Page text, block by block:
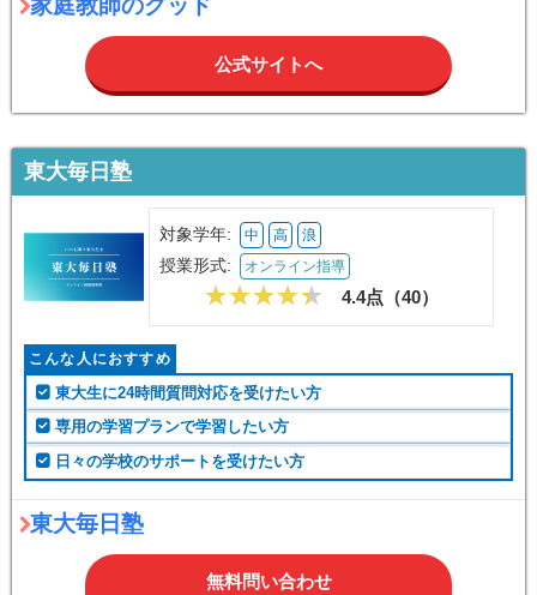
家庭教師のグッド
公式サイトへ
東大毎日塾
対象学年: 中 高 浪
授業形式: オンライン指導
4.4点（40）
こんな人におすすめ
東大生に24時間質問対応を受けたい方
専用の学習プランで学習したい方
日々の学校のサポートを受けたい方
東大毎日塾
無料問い合わせ